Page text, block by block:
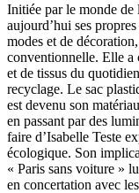
Initiée par le monde de
aujourd’hui ses
modes et de
conventionnelle. Elle a
et de tissus du
recyclage. Le sac
est devenu son
en passant par des
faire d’Isabelle Teste
écologique. Son
« Paris sans voiture »
en concertation avec